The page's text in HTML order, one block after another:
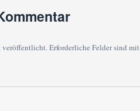
veröffentlicht.Erforderliche Felder sind mit